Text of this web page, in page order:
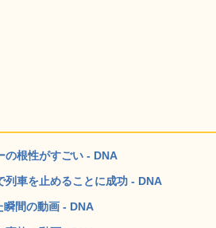
の根性がすごい - DNA
列車を止めることに成功 - DNA
瞬間の動画 - DNA